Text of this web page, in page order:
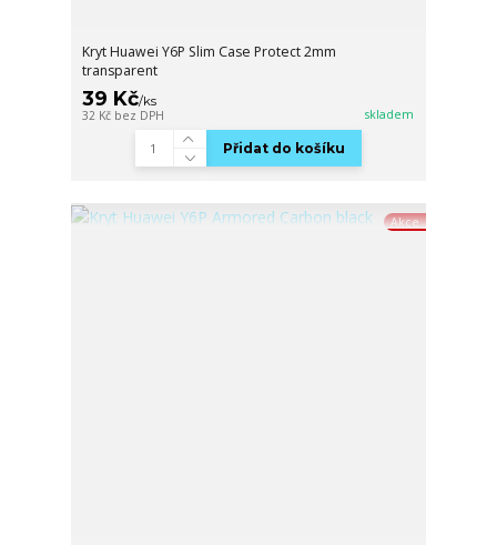
Kryt Huawei Y6P Slim Case Protect 2mm
transparent
39 Kč/ks
32 Kč bez DPH skladem
Přidat do košíku
Akce